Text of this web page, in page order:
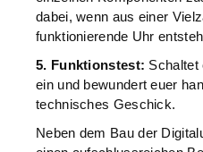
dabei, wenn aus einer
funktionierende Uhr
5. Funktionstest: Schaltet
ein und bewundert euer
technisches Geschick.
Neben dem Bau der